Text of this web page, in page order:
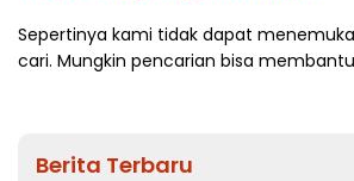
Sepertinya kami tidak dapat
cari. Mungkin pencarian bisa
Berita Terbaru